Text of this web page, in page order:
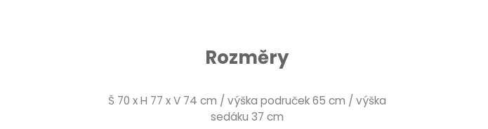
Rozměry
Š 70 x H 77 x V 74 cm / výška područek 65 cm / výška
sedáku 37 cm